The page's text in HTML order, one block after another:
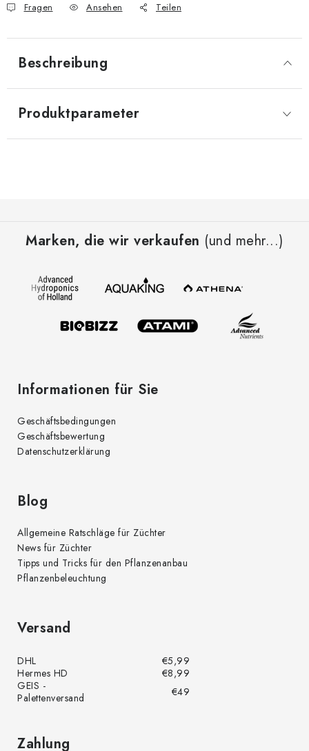
Fragen Ansehen Teilen
Beschreibung
Produktparameter
Marken, die wir verkaufen (und mehr...)
Informationen für Sie
Geschäftsbedingungen
Geschäftsbewertung
Datenschutzerklärung
Blog
Allgemeine Ratschläge für Züchter
News für Züchter
Tipps und Tricks für den Pflanzenanbau
Pflanzenbeleuchtung
Versand
DHL
€5,99
Hermes HD
€8,99
GEIS -
Palettenversand
€49
Zahlung